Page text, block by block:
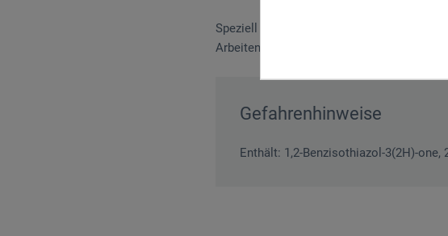
Speziell für die Kalligrafie entwickelte
Arbeiten mit Feder und Pinsel. Die
Gefahrenhinweise
Enthält: 1,2-Benzisothiazol-3(2H)-